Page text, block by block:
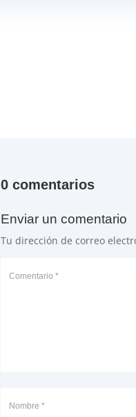
0 comentarios
Enviar un comentario
Tu dirección de correo